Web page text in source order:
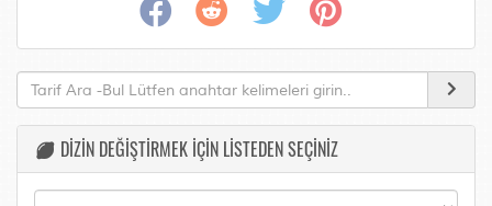
DİZİN DEĞİŞTİRMEK İÇİN LİSTEDEN SEÇİNİZ